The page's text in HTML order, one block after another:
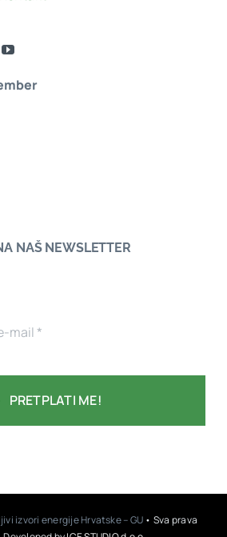
NAŠ NEWSLETTER
PRETPLATI ME!
izvori energije Hrvatske – GU • Sva prava